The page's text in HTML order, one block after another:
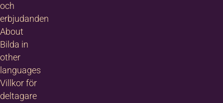
och
erbjudanden
About
Bilda in
other
languages
Villkor för
deltagare